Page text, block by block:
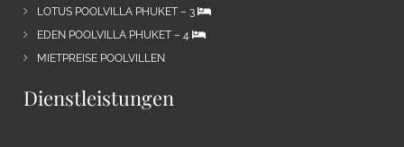
LOTUS POOLVILLA PHUKET – 3
EDEN POOLVILLA PHUKET – 4
MIETPREISE POOLVILLEN
Dienstleistungen